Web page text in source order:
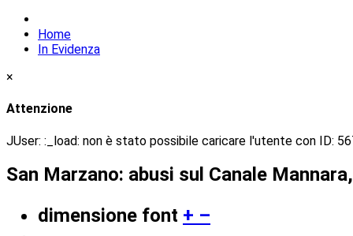
Home
In Evidenza
×
Attenzione
JUser: :_load: non è stato possibile caricare l'utente con ID:
San Marzano: abusi sul Canale
dimensione font + –